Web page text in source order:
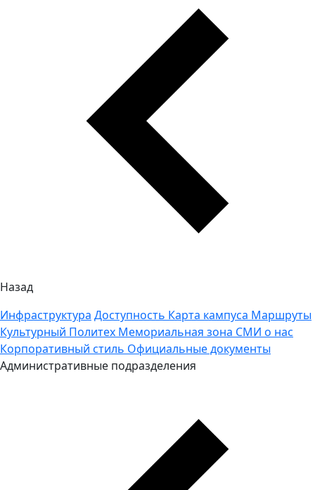
Назад
Инфраструктура Доступность Карта кампуса Маршруты
Культурный Политех Мемориальная зона СМИ о нас
Корпоративный стиль Официальные документы
Административные подразделения